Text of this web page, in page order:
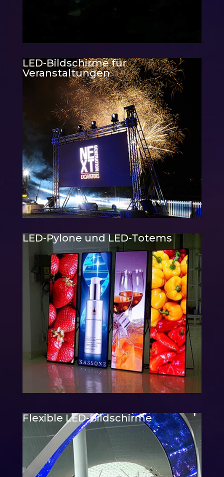
LED-Bildschirme für
Veranstaltungen
LED-Pylone und LED-Totems
Flexible LED-Bildschirme